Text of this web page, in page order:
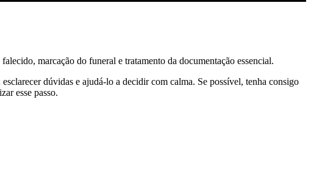
marcação do funeral e tratamento da documentação essencial.
dúvidas e ajudá-lo a decidir com calma. Se possível, tenha consigo
esse passo.